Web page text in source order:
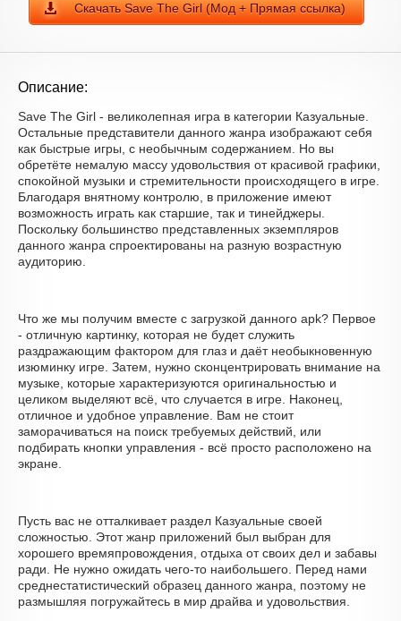
Скачать Save The Girl (Мод + Прямая ссылка)
Описание:
Save The Girl - великолепная игра в категории Казуальные.
Остальные представители данного жанра изображают себя
как быстрые игры, с необычным содержанием. Но вы
обретёте немалую массу удовольствия от красивой графики,
спокойной музыки и стремительности происходящего в игре.
Благодаря внятному контролю, в приложение имеют
возможность играть как старшие, так и тинейджеры.
Поскольку большинство представленных экземпляров
данного жанра спроектированы на разную возрастную
аудиторию.
Что же мы получим вместе с загрузкой данного apk? Первое
- отличную картинку, которая не будет служить
раздражающим фактором для глаз и даёт необыкновенную
изюминку игре. Затем, нужно сконцентрировать внимание на
музыке, которые характеризуются оригинальностью и
целиком выделяют всё, что случается в игре. Наконец,
отличное и удобное управление. Вам не стоит
заморачиваться на поиск требуемых действий, или
подбирать кнопки управления - всё просто расположено на
экране.
Пусть вас не отталкивает раздел Казуальные своей
сложностью. Этот жанр приложений был выбран для
хорошего времяпровождения, отдыха от своих дел и забавы
ради. Не нужно ожидать чего-то наибольшего. Перед нами
среднестатистический образец данного жанра, поэтому не
размышляя погружайтесь в мир драйва и удовольствия.